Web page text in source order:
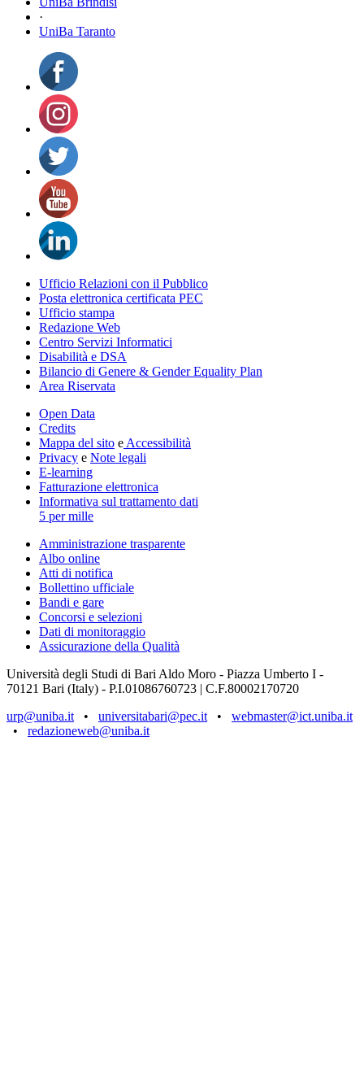
·
UniBa Taranto
Ufficio Relazioni con il Pubblico
Posta elettronica certificata PEC
Ufficio stampa
Redazione Web
Centro Servizi Informatici
Disabilità e DSA
Bilancio di Genere & Gender Equality Plan
Area Riservata
Open Data
Credits
Mappa del sito e Accessibilità
Privacy e Note legali
E-learning
Fatturazione elettronica
Informativa sul trattamento dati
5 per mille
Amministrazione trasparente
Albo online
Atti di notifica
Bollettino ufficiale
Bandi e gare
Concorsi e selezioni
Dati di monitoraggio
Assicurazione della Qualità
Università degli Studi di Bari Aldo Moro - Piazza Umberto I -
70121 Bari (Italy) - P.I.01086760723 | C.F.80002170720
urp@uniba.it • universitabari@pec.it • webmaster@ict.uniba.it
• redazioneweb@uniba.it